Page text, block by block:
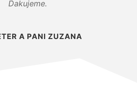
Ďakujeme.
A PANI ZUZANA